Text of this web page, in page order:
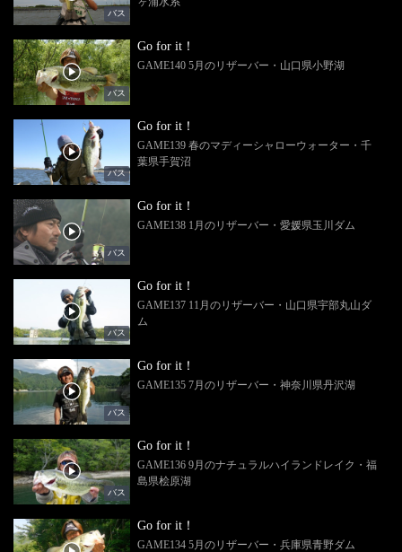
バス
バス
Go for it！
GAME140 5月のリザーバー・山口県小野湖
バス
Go for it！
GAME139 春のマディーシャローウォーター・千
葉県手賀沼
バス
Go for it！
GAME138 1月のリザーバー・愛媛県玉川ダム
バス
Go for it！
GAME137 11月のリザーバー・山口県宇部丸山ダ
ム
バス
Go for it！
GAME135 7月のリザーバー・神奈川県丹沢湖
バス
Go for it！
GAME136 9月のナチュラルハイランドレイク・福
島県桧原湖
Go for it！
GAME134 5月のリザーバー・兵庫県青野ダム